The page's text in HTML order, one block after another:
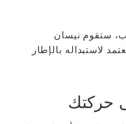
ستقوم نيسان
لاستبداله بالإطار
حركتك